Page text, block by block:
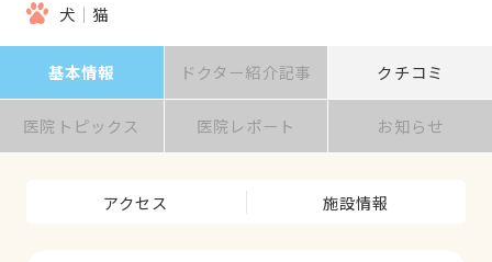
犬
猫
基本情報 ドクター紹介記事 クチコミ
医院トピックス 医院レポート お知らせ
アクセス 施設情報